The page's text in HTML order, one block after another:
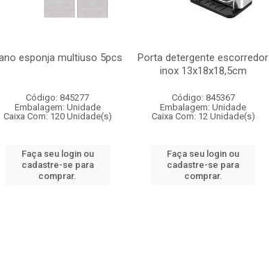
esponja multiuso 5pcs
Código: 845277
Embalagem: Unidade
Caixa Com: 120 Unidade(s)
Faça seu login ou
cadastre-se para
comprar.
Porta detergente escorredor
inox 13x18x18,5cm
Código: 845367
Embalagem: Unidade
Caixa Com: 12 Unidade(s)
Faça seu login ou
cadastre-se para
comprar.